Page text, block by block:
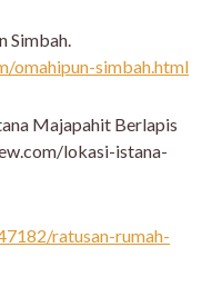
Simbah.
omahipun-simbah.html
Majapahit Berlapis
lokasi-istana-
ratusan-rumah-